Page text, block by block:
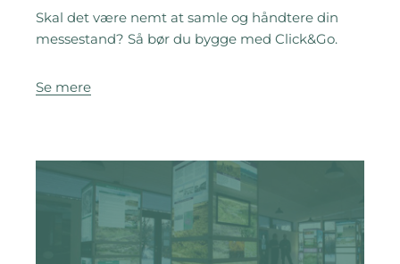
Skal det være nemt at samle og håndtere din
messestand? Så bør du bygge med Click&Go.
Se mere